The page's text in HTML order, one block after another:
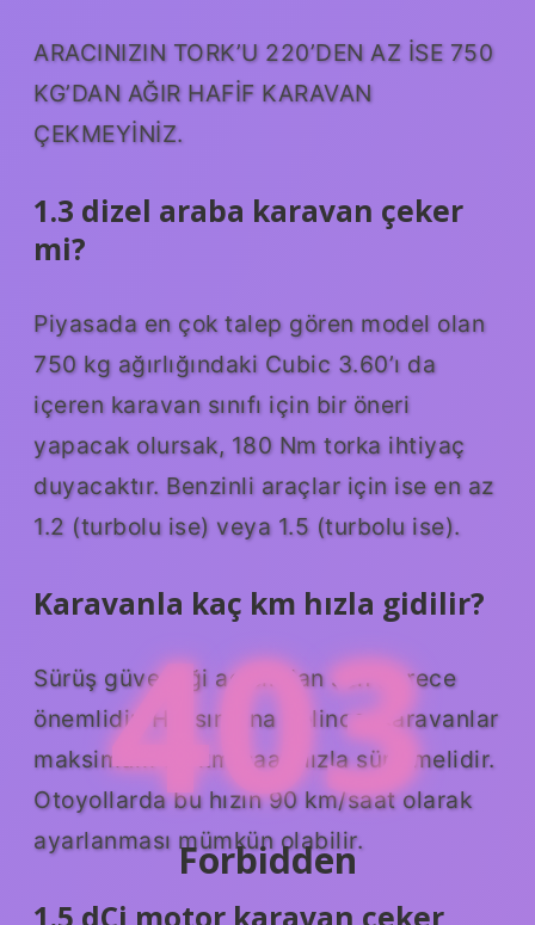
ARACINIZIN TORK’U 220’DEN AZ İSE 750
KG’DAN AĞIR HAFİF KARAVAN
ÇEKMEYİNİZ.
1.3 dizel araba karavan çeker
mi?
Piyasada en çok talep gören model olan
750 kg ağırlığındaki Cubic 3.60’ı da
içeren karavan sınıfı için bir öneri
yapacak olursak, 180 Nm torka ihtiyaç
duyacaktır. Benzinli araçlar için ise en az
1.2 (turbolu ise) veya 1.5 (turbolu ise).
Karavanla kaç km hızla gidilir?
Sürüş güvenliği açısından son derece
önemlidir. Hız sınırına gelince, karavanlar
maksimum 80 km/saat hızla sürülmelidir.
Otoyollarda bu hızın 90 km/saat olarak
ayarlanması mümkün olabilir.
1.5 dCi motor karavan çeker
403
Forbidden